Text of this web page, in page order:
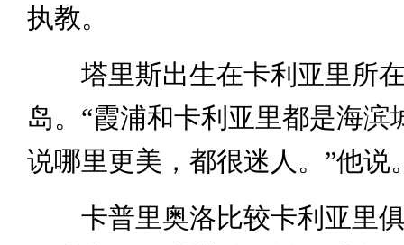
执教。
塔里斯出生在卡利亚里所
岛。“霞浦和卡利亚里都是海滨
说哪里更美，都很迷人。”他说
卡普里奥洛比较卡利亚里俱